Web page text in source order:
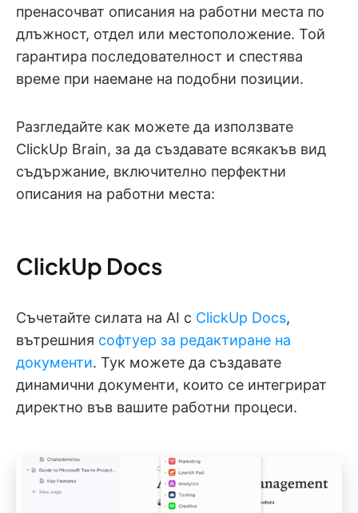
пренасочват описания на работни места по
длъжност, отдел или местоположение. Той
гарантира последователност и спестява
време при наемане на подобни позиции.
Разгледайте как можете да използвате
ClickUp Brain, за да създавате всякакъв вид
съдържание, включително перфектни
описания на работни места:
ClickUp Docs
Съчетайте силата на AI с ClickUp Docs,
вътрешния софтуер за редактиране на
документи. Тук можете да създавате
динамични документи, които се интегрират
директно във вашите работни процеси.